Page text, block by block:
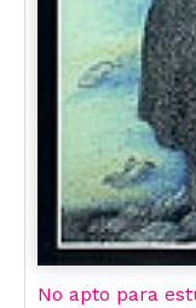
No apto para